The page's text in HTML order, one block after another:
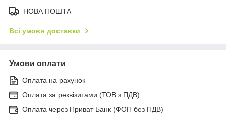
НОВА ПОШТА
Всі умови доставки
Умови оплати
Оплата на рахунок
Оплата за реквізитами (ТОВ з ПДВ)
Оплата через Приват Банк (ФОП без ПДВ)